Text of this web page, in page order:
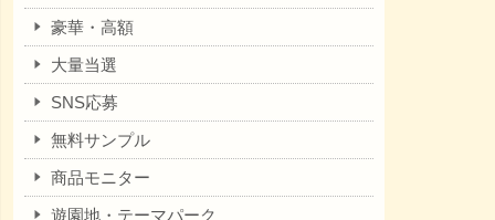
豪華・高額
大量当選
SNS応募
無料サンプル
商品モニター
遊園地・テーマパーク